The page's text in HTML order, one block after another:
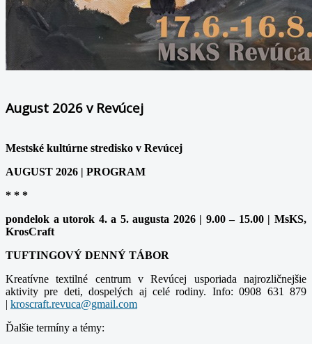
August 2026 v Revúcej
Mestské kultúrne stredisko v Revúcej
AUGUST 2026 | PROGRAM
* * *
pondelok a utorok 4. a 5. augusta 2026 | 9.00 – 15.00 | MsKS,
KrosCraft
TUFTINGOVÝ DENNÝ TÁBOR
Kreatívne textilné centrum v Revúcej usporiada najrozličnejšie
aktivity pre deti, dospelých aj celé rodiny. Info: 0908 631 879
|
Ďalšie termíny a témy: